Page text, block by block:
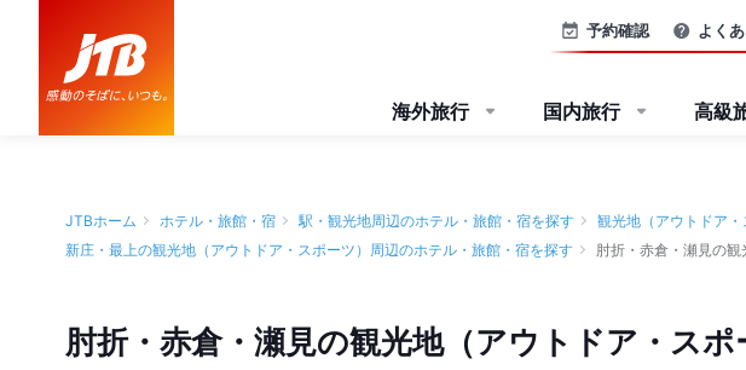
予約確認 よく
海外旅行 国内旅行 高級
JTBホーム ホテル・旅館・宿 駅・観光地周辺のホテル・旅館・宿を探す 観光地（アウトドア
新庄・最上の観光地（アウトドア・スポーツ）周辺のホテル・旅館・宿を探す
肘折・赤倉・瀬見の
肘折・赤倉・瀬見の観光地（アウトドア・ス